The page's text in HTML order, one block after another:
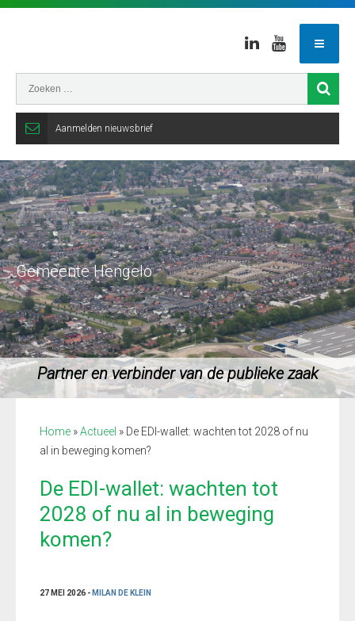
LinkedinYoutube
Aanmelden nieuwsbrief
Partner en verbinder van de publieke zaak
Gemeente Hengelo
Home »Actueel » De EDI-wallet: wachten tot 2028 of nu
al in beweging komen?
De EDI-wallet: wachten tot
2028 of nu al in beweging
komen?
27 MEI 2026 - MILAN DE KLEIN